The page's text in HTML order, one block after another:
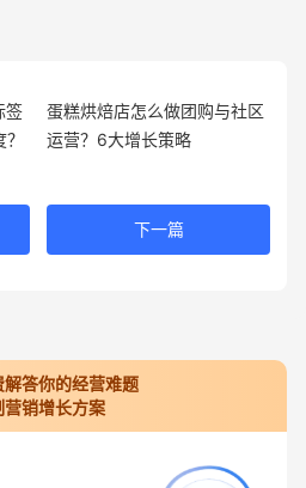
签
蛋糕烘焙店怎么做团购与社区
运营？6大增长策略
下一篇
解答你的经营难题
营销增长方案